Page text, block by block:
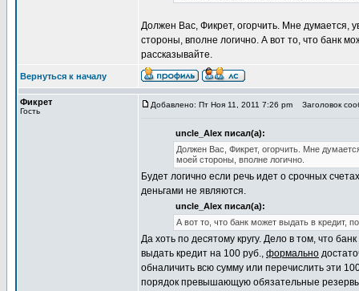
Должен Вас, Фикрет, огорчить. Мне думается,
стороны, вполне логично. А вот то, что банк
рассказывайте.
Вернуться к началу
Фикрет
Гость
Добавлено: Пт Ноя 11, 2011 7:26 pm Заголовок
uncle_Alex писал(а):
Должен Вас, Фикрет, огорчить. Мне
моей стороны, вполне логично.
Будет логично если речь идет о срочных
деньгами не являются.
uncle_Alex писал(а):
А вот то, что банк может выдать в кредит,
Да хоть по десятому кругу. Дело в том, что
выдать кредит на 100 руб., формально
обналичить всю сумму или перечислить эти
порядок превышающую обязательные